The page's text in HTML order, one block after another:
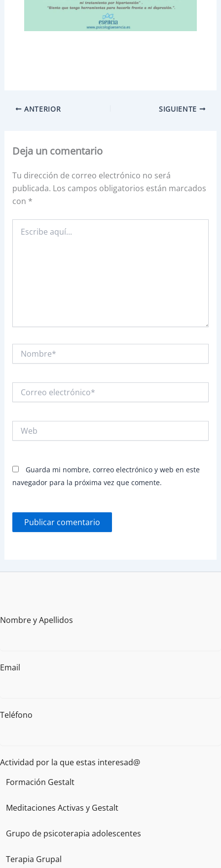
ANTERIOR SIGUIENTE
Deja un comentario
Tu dirección de correo electrónico no será
publicada. Los campos obligatorios están marcados
con *
aquí...
electrónico*
Guarda mi nombre, correo electrónico y web en este
navegador para la próxima vez que comente.
Nombre y Apellidos
Email
Teléfono
Actividad por la que estas interesad@
Formación Gestalt
Meditaciones Activas y Gestalt
Grupo de psicoterapia adolescentes
Terapia Grupal